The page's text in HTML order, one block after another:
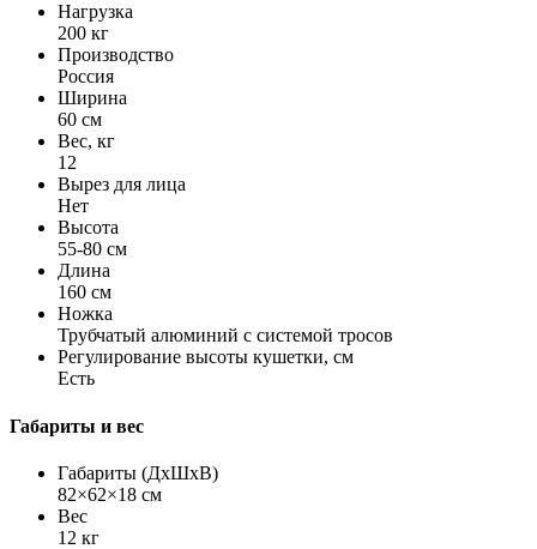
Нагрузка
200 кг
Производство
Россия
Ширина
60 см
Вес, кг
12
Вырез для лица
Нет
Высота
55-80 см
Длина
160 см
Ножка
Трубчатый алюминий с системой тросов
Регулирование высоты кушетки, см
Есть
Габариты и вес
Габариты (ДхШхВ)
82×62×18 см
Вес
12 кг